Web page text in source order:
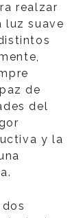
realzar
luz suave
de
del
y la